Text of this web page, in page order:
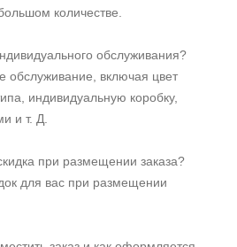
количестве.
обслуживания?
обслуживание, включая цвет
индивидуальную коробку,
и т. Д.
при размещении заказа?
для вас при размещении